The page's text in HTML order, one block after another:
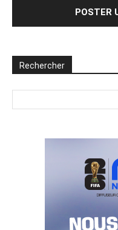
Rechercher